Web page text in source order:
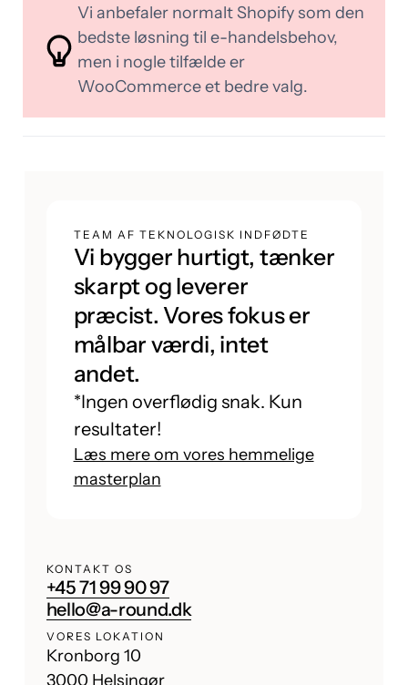
Vi anbefaler normalt Shopify som den
bedste løsning til e-handelsbehov,
men i nogle tilfælde er
WooCommerce et bedre valg.
TEAM AF TEKNOLOGISK INDFØDTE
Vi bygger hurtigt, tænker
skarpt og leverer
præcist. Vores fokus er
målbar værdi, intet
andet.
*Ingen overflødig snak. Kun
resultater!
Læs mere om vores hemmelige
masterplan
KONTAKT OS
+45 71 99 90 97
hello@a-round.dk
VORES LOKATION
Kronborg 10
3000 Helsingør